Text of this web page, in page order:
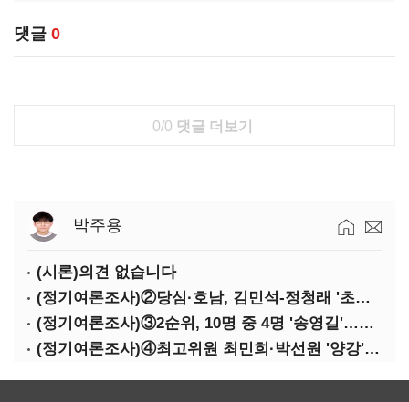
댓글 0
0/0 댓글 더보기
박주용
(시론)의견 없습니다
(정기여론조사)②당심·호남, 김민석-정청래 '초접전'
(정기여론조사)③2순위, 10명 중 4명 '송영길'…정청래 '한 자릿수'
(정기여론조사)④최고위원 최민희·박선원 '양강'…서미화·이성윤·임미애 뒤이어